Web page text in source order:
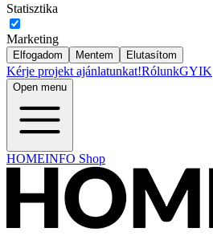
Statisztika
Marketing
Elfogadom Mentem Elutasítom
Kérje projekt ajánlatunkat!RólunkGYIK
Open menu
HOMEINFO Shop